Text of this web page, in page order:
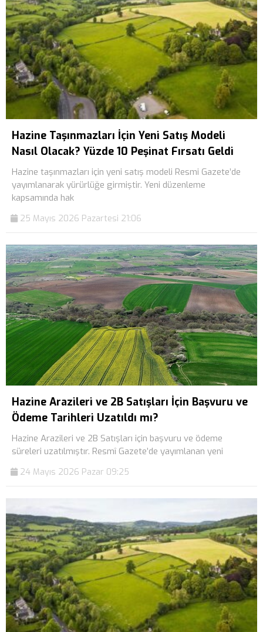
Hazine Taşınmazları İçin Yeni Satış Modeli
Nasıl Olacak? Yüzde 10 Peşinat Fırsatı Geldi
Hazine taşınmazları için yeni satış modeli Resmi Gazete’de
yayımlanarak yürürlüğe girmiştir. Yeni düzenleme
kapsamında hak
25 Mayıs 2026 Pazartesi 21:06
Hazine Arazileri ve 2B Satışları İçin Başvuru ve
Ödeme Tarihleri Uzatıldı mı?
Hazine Arazileri ve 2B Satışları için başvuru ve ödeme
süreleri uzatılmıştır. Resmî Gazete’de yayımlanan yeni
24 Mayıs 2026 Pazar 09:25